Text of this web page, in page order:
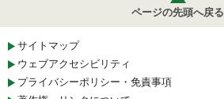
ページの先頭へ戻る
サイトマップ
ウェブアクセシビリティ
プライバシーポリシー・免責事項